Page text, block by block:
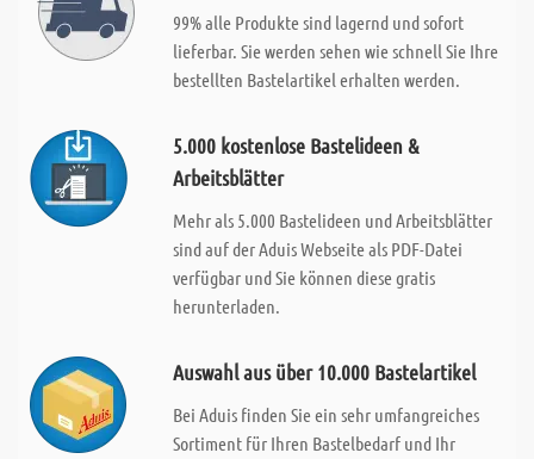
99% alle Produkte sind lagernd und sofort
lieferbar. Sie werden sehen wie schnell Sie Ihre
bestellten Bastelartikel erhalten werden.
5.000 kostenlose Bastelideen &
Arbeitsblätter
Mehr als 5.000 Bastelideen und Arbeitsblätter
sind auf der Aduis Webseite als PDF-Datei
verfügbar und Sie können diese gratis
herunterladen.
Auswahl aus über 10.000 Bastelartikel
Bei Aduis finden Sie ein sehr umfangreiches
Sortiment für Ihren Bastelbedarf und Ihr